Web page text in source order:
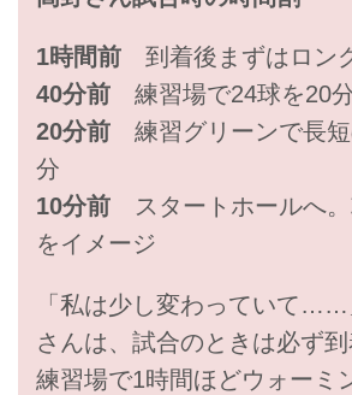
1時間前到着後まずはロン
40分前練習場で24球を20
20分前練習グリーンで長短
分
10分前スタートホールへ。
をイメージ
「私は少し変わっていて
さんは、試合のときは必ず
練習場で1時間ほどウォーミ